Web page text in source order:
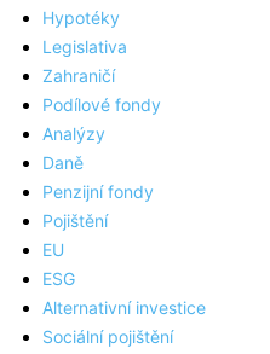
Hypotéky
Legislativa
Zahraničí
Podílové fondy
Analýzy
Daně
Penzijní fondy
Pojištění
EU
ESG
Alternativní investice
Sociální pojištění